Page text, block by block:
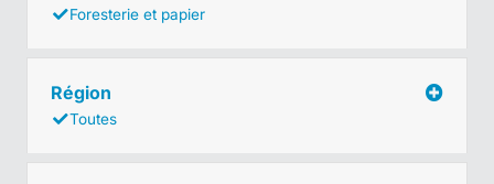
Foresterie et papier
Région
Toutes